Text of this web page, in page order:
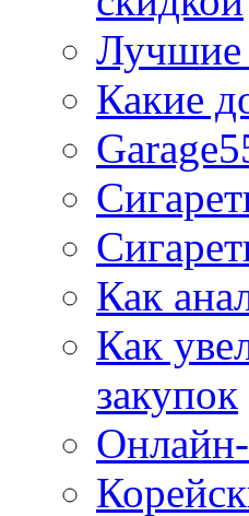
Лучшие
Какие
Как
Как
закупок